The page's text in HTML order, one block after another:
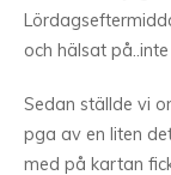
och hälsat
Sedan ställde vi
pga av en liten
med på kartan